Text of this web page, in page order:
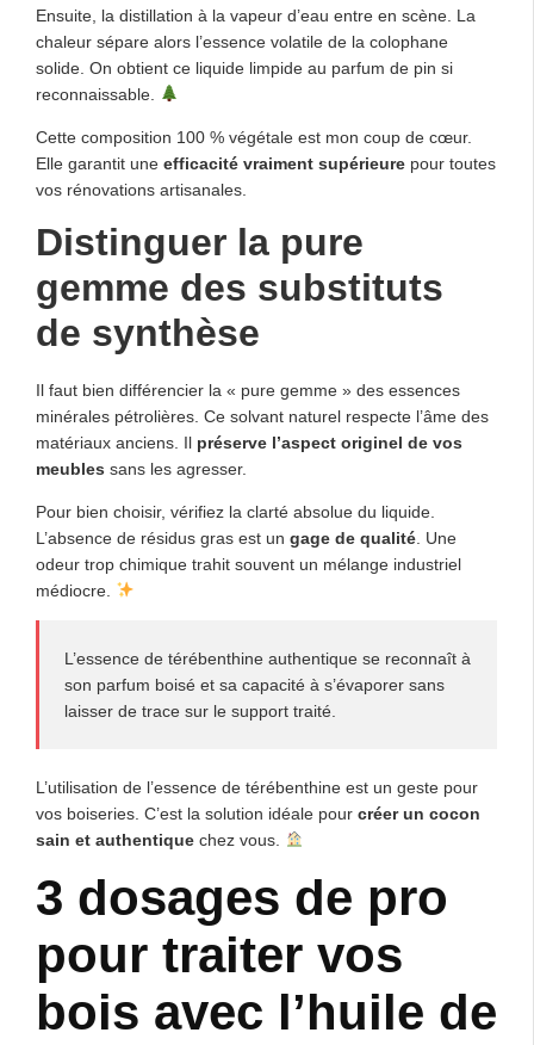
Ensuite, la distillation à la vapeur d’eau entre en scène. La
chaleur sépare alors l’essence volatile de la colophane
solide. On obtient ce liquide limpide au parfum de pin si
reconnaissable.
Cette composition 100 % végétale est mon coup de cœur.
Elle garantit une efficacité vraiment supérieure pour toutes
vos rénovations artisanales.
Distinguer la pure
gemme des substituts
de synthèse
Il faut bien différencier la « pure gemme » des essences
minérales pétrolières. Ce solvant naturel respecte l’âme des
matériaux anciens. Il préserve l’aspect originel de vos
meubles sans les agresser.
Pour bien choisir, vérifiez la clarté absolue du liquide.
L’absence de résidus gras est un gage de qualité . Une
odeur trop chimique trahit souvent un mélange industriel
médiocre.
L’essence de térébenthine authentique se reconnaît à
son parfum boisé et sa capacité à s’évaporer sans
laisser de trace sur le support traité.
L’utilisation de l’essence de térébenthine est un geste pour
vos boiseries. C’est la solution idéale pour créer un cocon
sain et authentique chez vous.
3 dosages de pro
pour traiter vos
bois avec l’huile de